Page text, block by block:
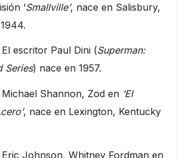
‘Smallville’, nace en Salisbury,
El escritor Paul Dini (Superman:
Series) nace en 1957.
Michael Shannon, Zod en ‘El
, nace en Lexington, Kentucky
Eric Johnson, Whitney Fordman en